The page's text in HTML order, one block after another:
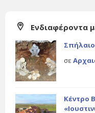
Ενδιαφέροντα
σε
Κέντρο